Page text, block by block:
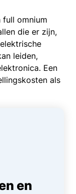
full omnium
die er zijn,
leiden,
Een
als
en